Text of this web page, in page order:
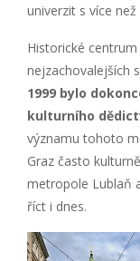
univerzit s více
Historické
nejzachovalejších
1999 bylo
kulturního
významu tohoto
Graz často
metropole Lublaň
říct i dnes.